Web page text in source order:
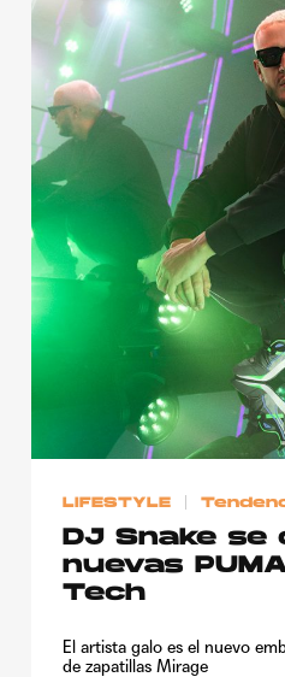
Home
Cover
Aviso
© 2015-2022 UMOMAG.
DERECHOS
LIFESTYLE
DJ Snake se
nuevas
Tech
El artista galo es el nuevo
de zapatillas Mirage